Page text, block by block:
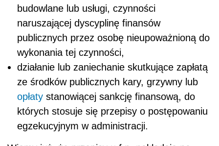
budowlane lub usługi, czynności
naruszającej dyscyplinę finansów
publicznych przez osobę nieupoważnioną do
wykonania tej czynności,
działanie lub zaniechanie skutkujące zapłatą
ze środków publicznych kary, grzywny lub
opłaty stanowiącej sankcję finansową, do
których stosuje się przepisy o postępowaniu
egzekucyjnym w administracji.